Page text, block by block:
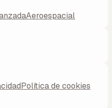
Aeroespacial
Política de cookies